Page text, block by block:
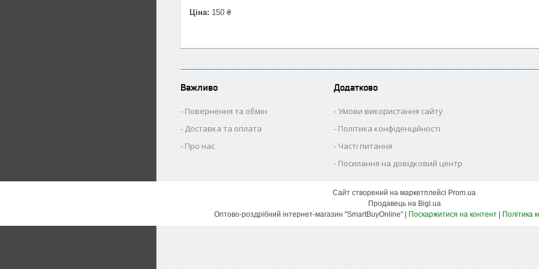
Ціна: 150 ₴
Важливо
Повернення та обмін
Доставка та оплата
Про нас
Додатково
Умови використання сайту
Політика конфіденційності
Часті питання
Посилання на довідковий центр
Сайт створений на маркетплейсі Prom.ua
Продавець на Bigl.ua
Поскаржитися на контент Політика